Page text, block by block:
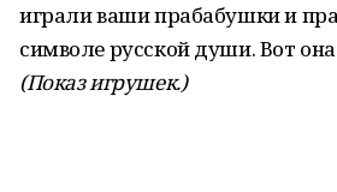
играли ваши прабабушки и
символе русской души. Вот
(Показ игрушек.)